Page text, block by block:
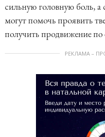
сильную головную боль, а
могут помочь проявить
получить продвижение по
РЕКЛАМА –